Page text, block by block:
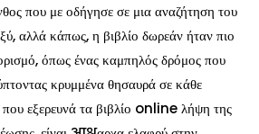
που με οδήγησε σε μια αναζήτηση του
αλλά κάπως, η βιβλίο δωρεάν ήταν πιο
όπως ένας καμπηλός δρόμος που
κρυμμένα θησαυρά σε κάθε
που εξερευνά τα βιβλίο online λήψη της